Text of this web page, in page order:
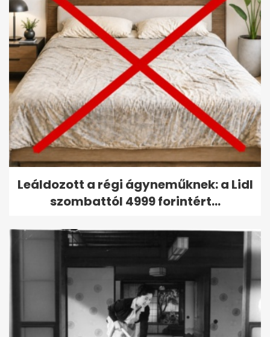
Leáldozott a régi ágyneműknek: a Lidl
szombattól 4999 forintért...